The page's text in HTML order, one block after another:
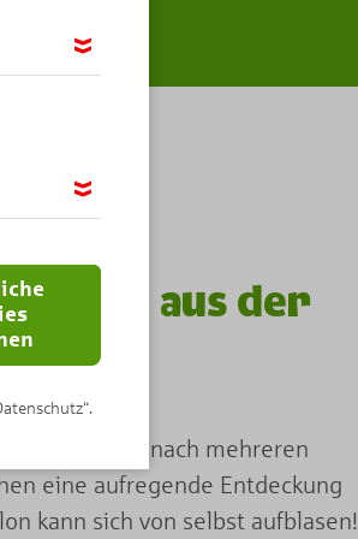
Geist aus der
nach mehreren
eine aufregende Entdeckung
kann sich von selbst aufblasen!
Adresse